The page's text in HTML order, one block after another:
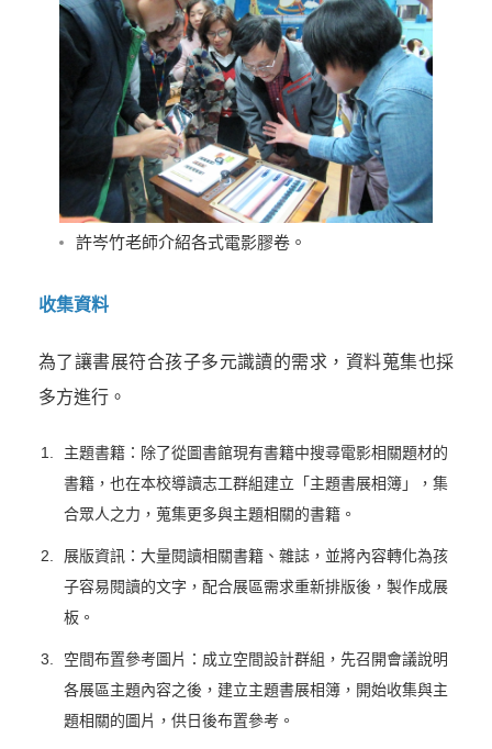
許岑竹老師介紹各式電影膠卷。
收集資料
為了讓書展符合孩子多元識讀的需求，資料蒐集也採
多方進行。
主題書籍：除了從圖書館現有書籍中搜尋電影相關題材的
書籍，也在本校導讀志工群組建立「主題書展相簿」，集
合眾人之力，蒐集更多與主題相關的書籍。
展版資訊：大量閱讀相關書籍、雜誌，並將內容轉化為孩
子容易閱讀的文字，配合展區需求重新排版後，製作成展
板。
空間布置參考圖片：成立空間設計群組，先召開會議說明
各展區主題內容之後，建立主題書展相簿，開始收集與主
題相關的圖片，供日後布置參考。